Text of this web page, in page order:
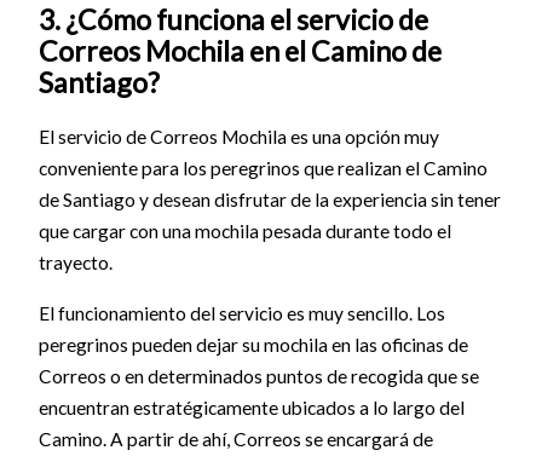
3. ¿Cómo funciona el servicio de
Correos Mochila en el Camino de
Santiago?
El servicio de Correos Mochila es una opción muy
conveniente para los peregrinos que realizan el Camino
de Santiago y desean disfrutar de la experiencia sin tener
que cargar con una mochila pesada durante todo el
trayecto.
El funcionamiento del servicio es muy sencillo. Los
peregrinos pueden dejar su mochila en las oficinas de
Correos o en determinados puntos de recogida que se
encuentran estratégicamente ubicados a lo largo del
Camino. A partir de ahí, Correos se encargará de